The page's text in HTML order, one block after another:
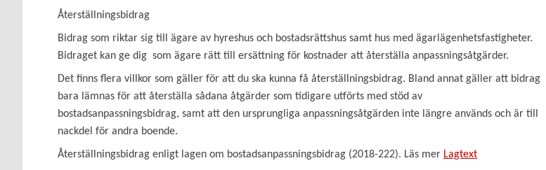
Återställningsbidrag
Bidrag som riktar sig till ägare av hyreshus och bostadsrättshus samt hus med ägarlägenhetsfastigheter.
Bidraget kan ge dig som ägare rätt till ersättning för kostnader att återställa anpassningsåtgärder.
Det finns flera villkor som gäller för att du ska kunna få återställningsbidrag. Bland annat gäller att bidrag
bara lämnas för att återställa sådana åtgärder som tidigare utförts med stöd av
bostadsanpassningsbidrag, samt att den ursprungliga anpassningsåtgärden inte längre används och är till
nackdel för andra boende.
Återställningsbidrag enligt lagen om bostadsanpassningsbidrag (2018-222). Läs mer Lagtext